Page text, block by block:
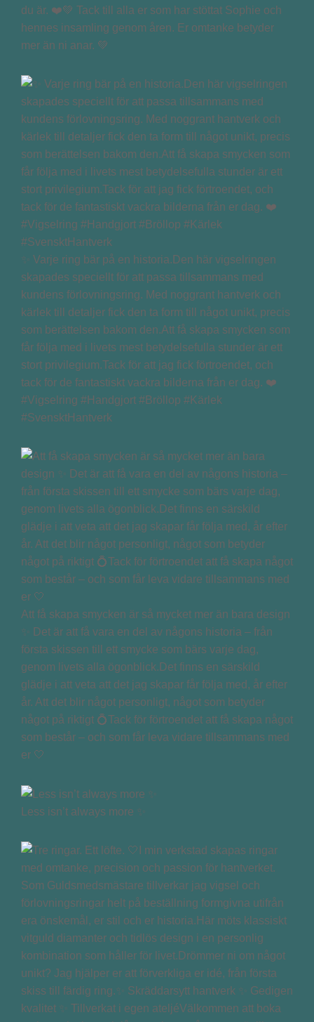
du är. ❤️💚 Tack till alla er som har stöttat Sophie och
hennes insamling genom åren. Er omtanke betyder
mer än ni anar. 💚
✨ Varje ring bär på en historia.Den här vigselringen
skapades speciellt för att passa tillsammans med
kundens förlovningsring. Med noggrant hantverk och
kärlek till detaljer fick den ta form till något unikt, precis
som berättelsen bakom den.Att få skapa smycken som
får följa med i livets mest betydelsefulla stunder är ett
stort privilegium.Tack för att jag fick förtroendet, och
tack för de fantastiskt vackra bilderna från er dag. ❤️
#Vigselring #Handgjort #Bröllop #Kärlek
#SvensktHantverk
Att få skapa smycken är så mycket mer än bara design
✨ Det är att få vara en del av någons historia – från
första skissen till ett smycke som bärs varje dag,
genom livets alla ögonblick.Det finns en särskild
glädje i att veta att det jag skapar får följa med, år efter
år. Att det blir något personligt, något som betyder
något på riktigt 💍Tack för förtroendet att få skapa något
som består – och som får leva vidare tillsammans med
er 🤍
Less isn’t always more ✨